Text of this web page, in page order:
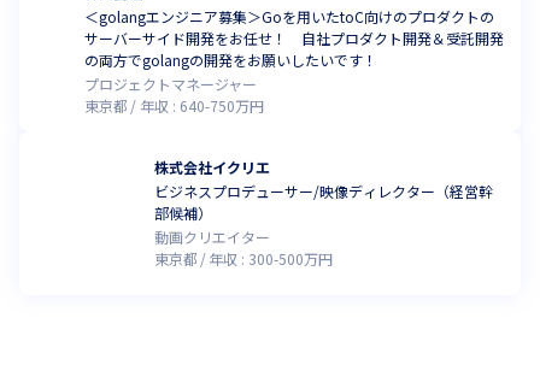
＜golangエンジニア募集＞Goを用いたtoC向けのプロダクトの
サーバーサイド開発をお任せ！ 自社プロダクト開発＆受託開発
の両方でgolangの開発をお願いしたいです！
プロジェクトマネージャー
東京都
年収 : 640-750万円
株式会社イクリエ
ビジネスプロデューサー/映像ディレクター（経営幹
部候補）
動画クリエイター
東京都
年収 : 300-500万円